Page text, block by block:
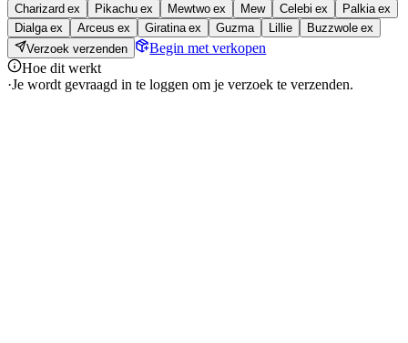
Charizard ex Pikachu ex Mewtwo ex Mew Celebi ex
Palkia ex
Dialga ex
Arceus ex Giratina ex Guzma Lillie
Buzzwole ex
Verzoek verzenden
Begin met verkopen
Hoe dit werkt
·Je wordt gevraagd in te loggen om je verzoek te verzenden.